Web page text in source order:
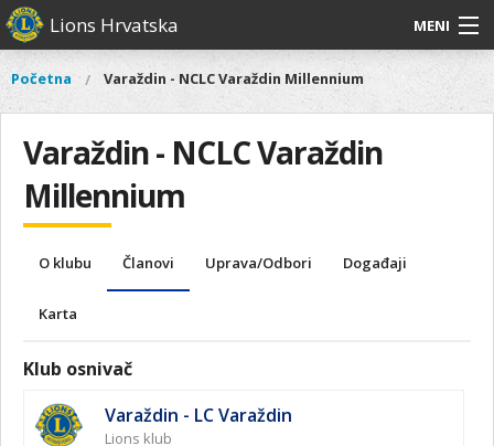
Skoči
na
sadržaj
Lions Hrvatska MENI
O nama
Naši projekti
Aktivnosti
Glavni
O
nama
Distrikt
126
Naši
Aktivnosti
Vi
ste
ovdje
Početna Varaždin - NCLC Varaždin Millennium
Varaždin - NCLC Varaždin
Millennium
O klubu Članovi Uprava/Odbori Događaji
Karta
Klub osnivač
Varaždin - LC Varaždin
Lions klub